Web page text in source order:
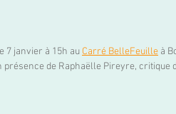
7 janvier à 15h au Carré BelleFeuille à
présence de Raphaëlle Pireyre, critique